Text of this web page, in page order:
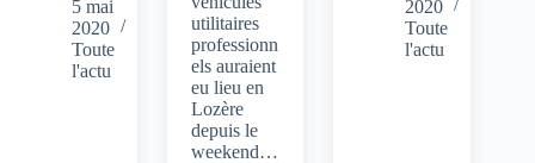
5 mai
2020
Toute
l'actu
utilitaires
professionn
els auraient
eu lieu en
Lozère
depuis le
weekend…
2020
Toute
l'actu